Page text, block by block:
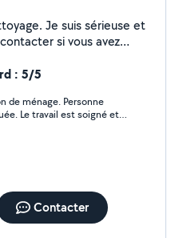
Je suis sérieuse et
si vous avez
: 5/5
de ménage. Personne
Le travail est soigné et
Contacter